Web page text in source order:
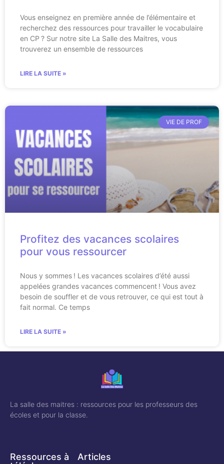
Vous enseignez en première année de l’élémentaire et
recherchez des ressources pour travailler le vocabulaire
en CP ? Sur notre site La Salle des Maitres, vous
trouverez un ensemble de ressources
LIRE LA SUITE »
VIE DE PROF
Profitez des vacances scolaires
pour vous ressourcer
Nous y sommes ! Les vacances scolaires d’été aussi
appelées grandes vacances commencent ! Vous avez
besoin de souffler et de vous retrouver, ce qui est tout à
fait normal. Ce temps
LIRE LA SUITE »
La salle des maitres : ressources pour les professeurs des
écoles et pour la classe.
Ressources à
Articles